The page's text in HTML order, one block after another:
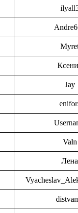
Jay
Valn
Лена